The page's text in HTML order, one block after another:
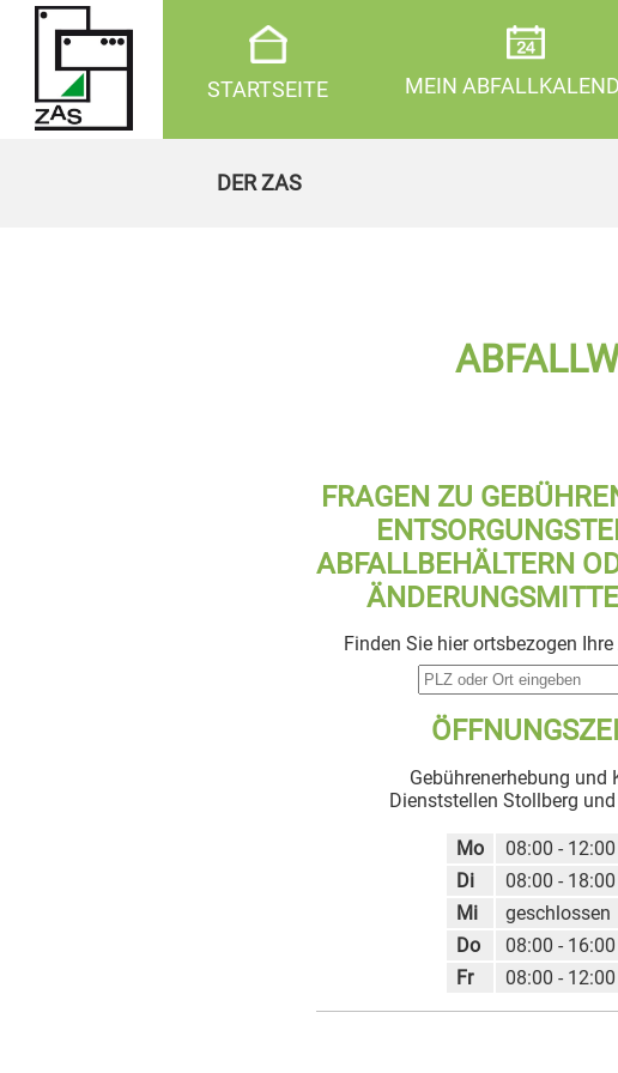
STARTSEITE MEIN
DER ZAS
FRAGEN ZU
ABFALLBEHÄLTERN
Finden Sie hier ortsbezogen
Gebührenerhebung und
Dienststellen Stollberg
Mo
08:00 -
Di
08:00 -
Mi
geschlossen
Do
08:00 -
Fr
08:00 -